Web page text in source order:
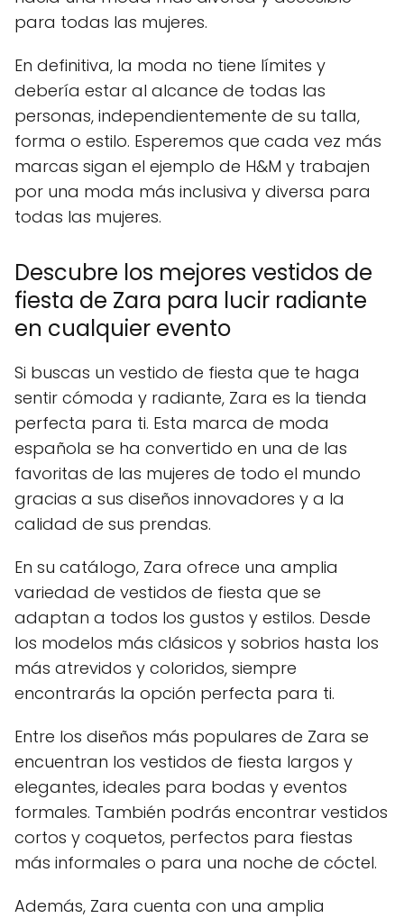
para todas las mujeres.
En definitiva, la moda no tiene límites y
debería estar al alcance de todas las
personas, independientemente de su talla,
forma o estilo. Esperemos que cada vez más
marcas sigan el ejemplo de H&M y trabajen
por una moda más inclusiva y diversa para
todas las mujeres.
Descubre los mejores vestidos de
fiesta de Zara para lucir radiante
en cualquier evento
Si buscas un vestido de fiesta que te haga
sentir cómoda y radiante, Zara es la tienda
perfecta para ti. Esta marca de moda
española se ha convertido en una de las
favoritas de las mujeres de todo el mundo
gracias a sus diseños innovadores y a la
calidad de sus prendas.
En su catálogo, Zara ofrece una amplia
variedad de vestidos de fiesta que se
adaptan a todos los gustos y estilos. Desde
los modelos más clásicos y sobrios hasta los
más atrevidos y coloridos, siempre
encontrarás la opción perfecta para ti.
Entre los diseños más populares de Zara se
encuentran los vestidos de fiesta largos y
elegantes, ideales para bodas y eventos
formales. También podrás encontrar vestidos
cortos y coquetos, perfectos para fiestas
más informales o para una noche de cóctel.
Además, Zara cuenta con una amplia